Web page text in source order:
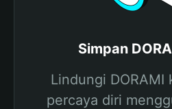
Simpan
Lindungi DORAMI
percaya diri